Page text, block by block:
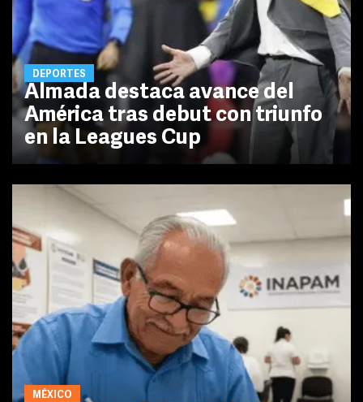
DEPORTES
Almada destaca avance del
América tras debut con triunfo
en la Leagues Cup
MÉXICO